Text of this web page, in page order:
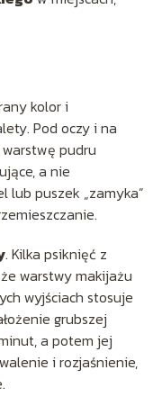
kolor i
Pod oczy i na
pudru
a nie
lub puszek „zamyka”
. Kilka psiknięć z
warstwy makijażu
wyjściach stosuje
grubszej
a potem jej
i rozjaśnienie,